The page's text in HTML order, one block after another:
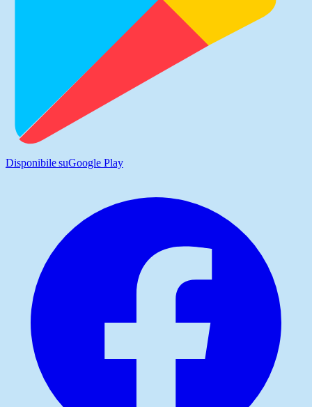
Disponibile suGoogle Play